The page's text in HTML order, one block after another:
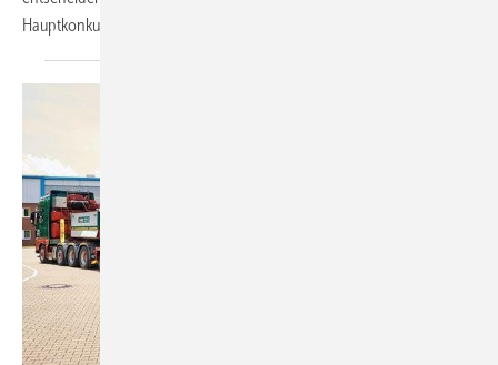
Hauptkonkurrenten